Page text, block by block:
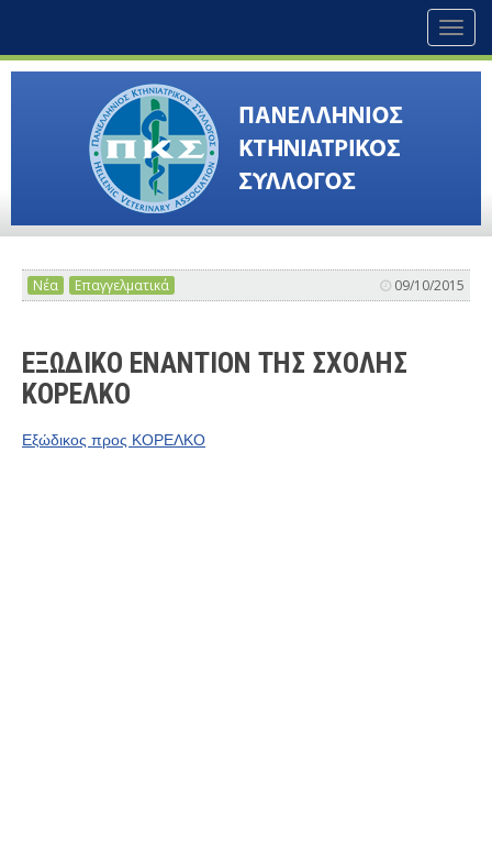
Νέα Επαγγελματικά 09/10/2015
ΕΞΩΔΙΚΟ ΕΝΑΝΤΙΟΝ ΤΗΣ ΣΧΟΛΗΣ
ΚΟΡΕΛΚΟ
Εξώδικος προς ΚΟΡΕΛΚΟ